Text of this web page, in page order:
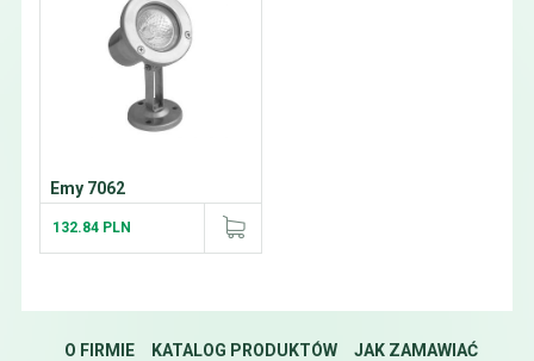
Emy 7062
132.84 PLN
O FIRMIE KATALOG PRODUKTÓW
JAK ZAMAWIAĆ